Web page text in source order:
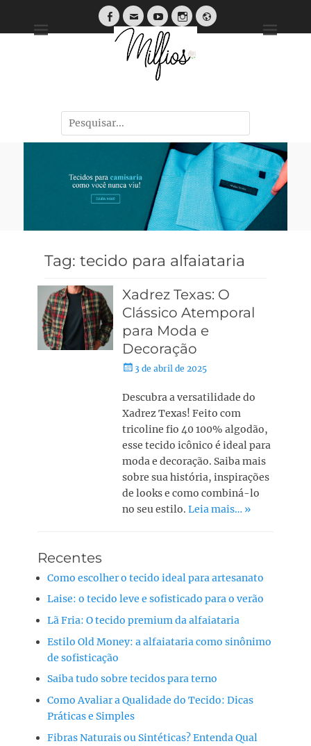
Tendências, Dicas e Guias de Tecidos
Tag: tecido para alfaiataria
Xadrez Texas: O
Clássico Atemporal
para Moda e
Decoração
3 de abril de 2025
Descubra a versatilidade do
Xadrez Texas! Feito com
tricoline fio 40 100% algodão,
esse tecido icônico é ideal para
moda e decoração. Saiba mais
sobre sua história, inspirações
de looks e como combiná-lo
no seu estilo.Leia mais… »
Recentes
Como escolher o tecido ideal para artesanato
Laise: o tecido leve e sofisticado para o verão
Lã Fria: O tecido premium da alfaiataria
Estilo Old Money: a alfaiataria como sinônimo
de sofisticação
Saiba tudo sobre tecidos para terno
Como Avaliar a Qualidade do Tecido: Dicas
Práticas e Simples
Fibras Naturais ou Sintéticas? Entenda Qual